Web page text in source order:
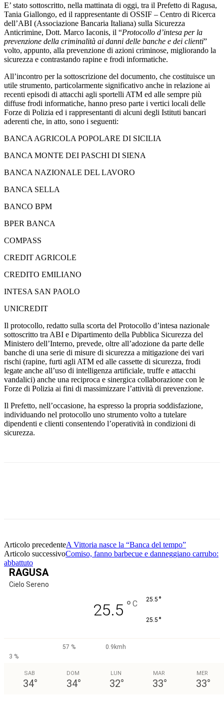
E’ stato sottoscritto, nella mattinata di oggi, tra il Prefetto di Ragusa,
Tania Giallongo, ed il rappresentante di OSSIF – Centro di Ricerca
dell’ABI (Associazione Bancaria Italiana) sulla Sicurezza
Anticrimine, Dott. Marco Iaconis, il “Protocollo d’intesa per la
prevenzione della criminalità ai danni delle banche e dei clienti”
volto, appunto, alla prevenzione di azioni criminose, migliorando la
sicurezza e contrastando rapine e frodi informatiche.
All’incontro per la sottoscrizione del documento, che costituisce un
utile strumento, particolarmente significativo anche in relazione ai
recenti episodi di attacchi agli sportelli ATM ed alle sempre più
diffuse frodi informatiche, hanno preso parte i vertici locali delle
Forze di Polizia ed i rappresentanti di alcuni degli Istituti bancari
aderenti che, in atto, sono i seguenti:
BANCA AGRICOLA POPOLARE DI SICILIA
BANCA MONTE DEI PASCHI DI SIENA
BANCA NAZIONALE DEL LAVORO
BANCA SELLA
BANCO BPM
BPER BANCA
COMPASS
CREDIT AGRICOLE
CREDITO EMILIANO
INTESA SAN PAOLO
UNICREDIT
Il protocollo, redatto sulla scorta del Protocollo d’intesa nazionale
sottoscritto tra ABI e Dipartimento della Pubblica Sicurezza del
Ministero dell’Interno, prevede, oltre all’adozione da parte delle
banche di una serie di misure di sicurezza a mitigazione dei vari
rischi (rapine, furti agli ATM ed alle cassette di sicurezza, frodi
legate anche all’uso di intelligenza artificiale, truffe e attacchi
vandalici) anche una reciproca e sinergica collaborazione con le
Forze di Polizia ai fini di massimizzare l’attività di prevenzione.
Il Prefetto, nell’occasione, ha espresso la propria soddisfazione,
individuando nel protocollo uno strumento volto a tutelare
dipendenti e clienti consentendo l’operatività in condizioni di
sicurezza.
Articolo precedenteA Vittoria nasce la “Banca del tempo”
Articolo successivoComiso, fanno barbecue e danneggiano carrubo:
abbattuto
RAGUSA
Cielo Sereno
25.5 ° C 25.5 °
25.5 °
57 %
0.9kmh
3 %
SAB
34°
DOM
34°
LUN
32°
MAR
33°
MER
33°